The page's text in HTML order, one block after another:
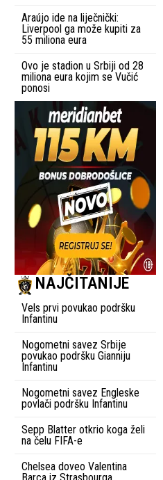
Araújo ide na liječnički:
Liverpool ga može kupiti za
55 miliona eura
Ovo je stadion u Srbiji od 28
miliona eura kojim se Vučić
ponosi
NAJČITANIJE
Vels prvi povukao podršku
Infantinu
Nogometni savez Srbije
povukao podršku Gianniju
Infantinu
Nogometni savez Engleske
povlači podršku Infantinu
Sepp Blatter otkrio koga želi
na čelu FIFA-e
Chelsea doveo Valentina